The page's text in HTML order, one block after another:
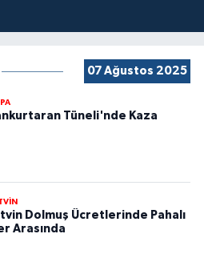
07 Ağustos 2025
Tüneli'nde Kaza
Dolmuş Ücretlerinde Pahalı
Arasında